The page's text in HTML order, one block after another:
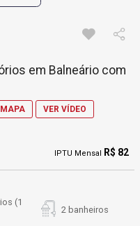
em Balneário com
VER VÍDEO
IPTU Mensal R$ 82
(1
2 banheiros